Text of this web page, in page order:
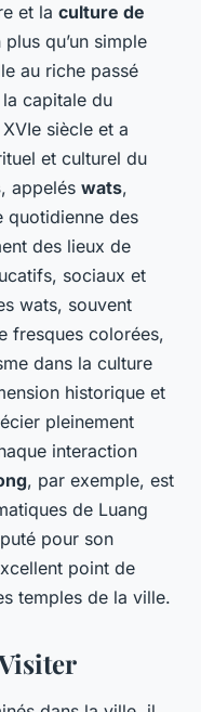
et la culture de
qu’un simple
au riche passé
capitale du
siècle et a
et culturel du
, appelés wats,
quotidienne des
des lieux de
sociaux et
wats, souvent
fresques colorées,
dans la culture
historique et
pleinement
interaction
, par exemple, est
de Luang
pour son
point de
temples de la ville.